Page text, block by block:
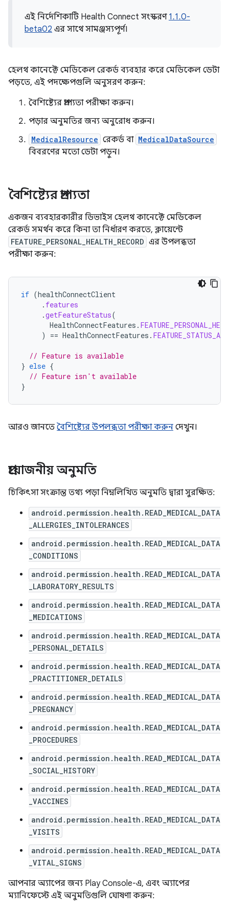
এই নির্দেশিকাটি Health Connect সংস্করণ 1.1.0-
beta02 এর সাথে সামঞ্জস্যপূর্ণ।
হেলথ কানেক্টে মেডিকেল রেকর্ড ব্যবহার করে মেডিকেল ডেটা
পড়তে, এই পদক্ষেপগুলি অনুসরণ করুন:
বৈশিষ্ট্যের প্রাপ্যতা পরীক্ষা করুন।
পড়ার অনুমতির জন্য অনুরোধ করুন।
MedicalResource রেকর্ড বা MedicalDataSource
বিবরণের মতো ডেটা পড়ুন।
বৈশিষ্ট্যের প্রাপ্যতা
একজন ব্যবহারকারীর ডিভাইস হেলথ কানেক্টে মেডিকেল
রেকর্ড সমর্থন করে কিনা তা নির্ধারণ করতে, ক্লায়েন্টে
FEATURE_PERSONAL_HEALTH_RECORD এর উপলব্ধতা
পরীক্ষা করুন:
if (healthConnectClient
. features
.getFeatureStatus(
HealthConnectFeatures .
)
== HealthConnectFeatures .
// Feature is available
} else {
// Feature isn't available
}
আরও জানতে বৈশিষ্ট্যের উপলব্ধতা পরীক্ষা করুন দেখুন।
প্রয়োজনীয় অনুমতি
চিকিৎসা সংক্রান্ত তথ্য পড়া নিম্নলিখিত অনুমতি দ্বারা সুরক্ষিত:
android.permission.health.READ_MEDICAL_DATA
_ALLERGIES_INTOLERANCES
android.permission.health.READ_MEDICAL_DATA
_CONDITIONS
android.permission.health.READ_MEDICAL_DATA
_LABORATORY_RESULTS
android.permission.health.READ_MEDICAL_DATA
_MEDICATIONS
android.permission.health.READ_MEDICAL_DATA
_PERSONAL_DETAILS
android.permission.health.READ_MEDICAL_DATA
_PRACTITIONER_DETAILS
android.permission.health.READ_MEDICAL_DATA
_PREGNANCY
android.permission.health.READ_MEDICAL_DATA
_PROCEDURES
android.permission.health.READ_MEDICAL_DATA
_SOCIAL_HISTORY
android.permission.health.READ_MEDICAL_DATA
_VACCINES
android.permission.health.READ_MEDICAL_DATA
_VISITS
android.permission.health.READ_MEDICAL_DATA
_VITAL_SIGNS
আপনার অ্যাপের জন্য Play Console-এ, এবং অ্যাপের
ম্যানিফেস্টে এই অনুমতিগুলি ঘোষণা করুন: